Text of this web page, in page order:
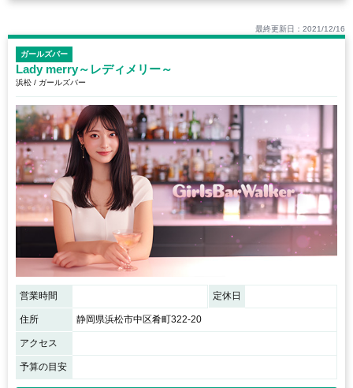
最終更新日：2021/12/16
ガールズバー
Lady merry～レディメリー～
浜松 / ガールズバー
営業時間 定休日
住所 静岡県浜松市中区肴町322-20
アクセス
予算の目安